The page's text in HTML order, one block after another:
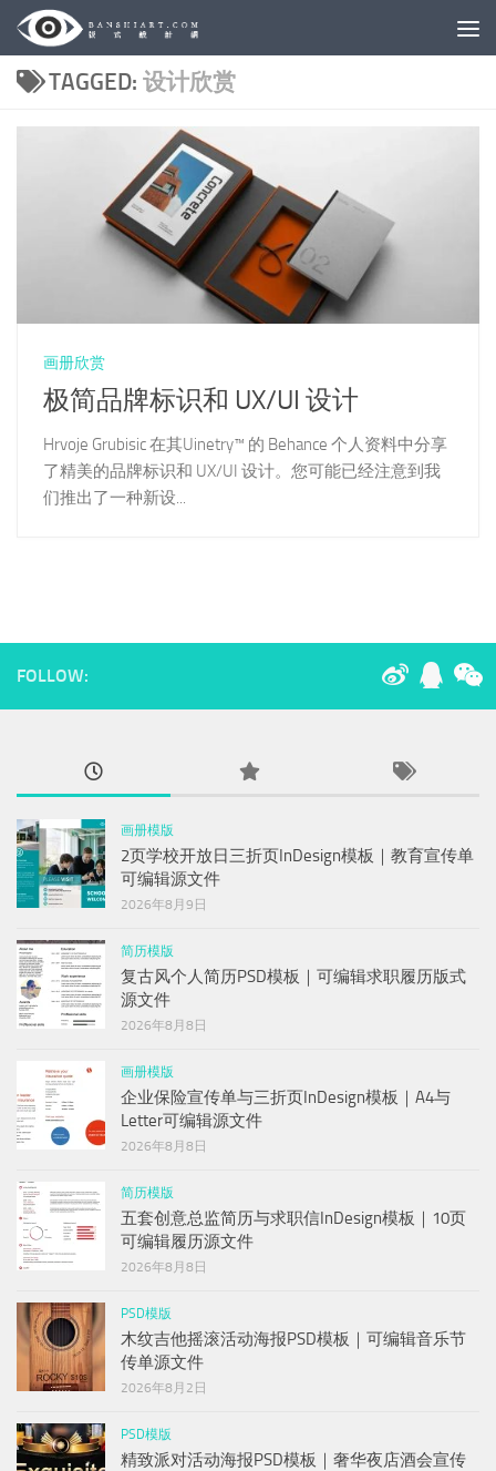
Skip to content
TAGGED: 设计欣赏
画册欣赏
极简品牌标识和 UX/UI 设计
Hrvoje Grubisic 在其Uinetry™ 的 Behance 个人资料中分享
了精美的品牌标识和 UX/UI 设计。您可能已经注意到我
们推出了一种新设...
FOLLOW:
画册模版
2页学校开放日三折页InDesign模板｜教育宣传单
可编辑源文件
2026年8月9日
简历模版
复古风个人简历PSD模板｜可编辑求职履历版式
源文件
2026年8月8日
画册模版
企业保险宣传单与三折页InDesign模板｜A4与
Letter可编辑源文件
2026年8月8日
简历模版
五套创意总监简历与求职信InDesign模板｜10页
可编辑履历源文件
2026年8月8日
PSD模版
木纹吉他摇滚活动海报PSD模板｜可编辑音乐节
传单源文件
2026年8月2日
PSD模版
精致派对活动海报PSD模板｜奢华夜店酒会宣传